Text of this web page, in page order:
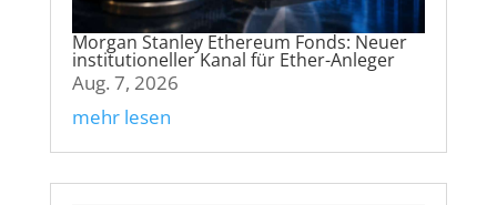
Morgan Stanley Ethereum Fonds: Neuer
institutioneller Kanal für Ether-Anleger
Aug. 7, 2026
mehr lesen